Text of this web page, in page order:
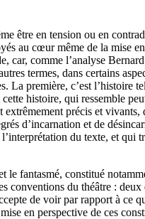
être en tension ou en
au cœur même de la mise
car, comme l’analyse
termes, dans certains
La première, c’est
histoire, qui ressemble
précis et
d’incarnation et de
du texte, et
le fantasmé, constitué
conventions du théâtre :
de voir par rapport à
en perspective de ces